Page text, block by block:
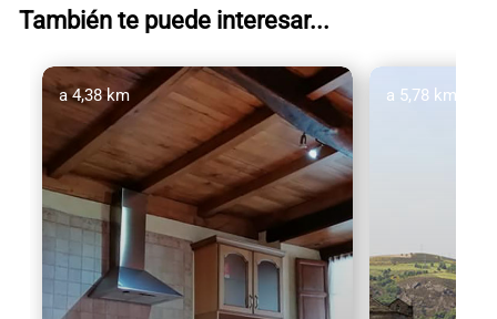
También te puede interesar...
a 4,38 km a 5,78 km